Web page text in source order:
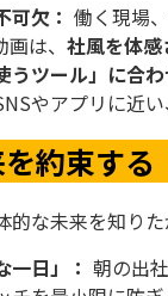
欠： 働く現場
は、 社風を体
ツール」に合わ
やアプリに近
約束する
な未来を知り
一日」： 朝の出